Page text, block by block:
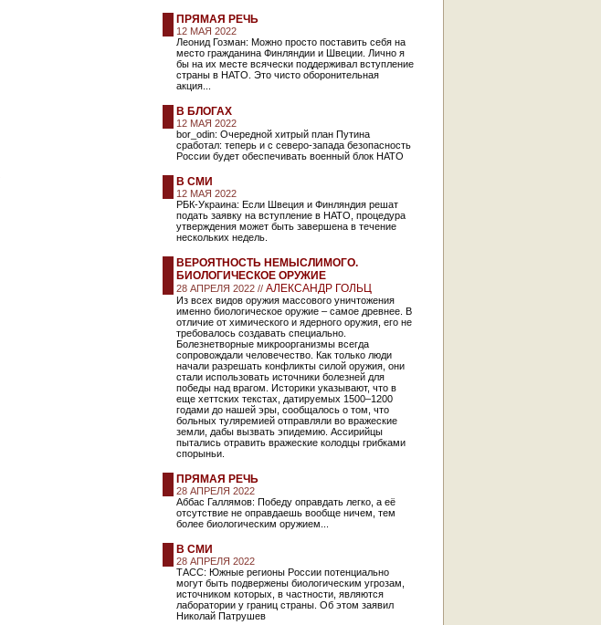
ПРЯМАЯ РЕЧЬ
12 МАЯ 2022
Леонид Гозман: Можно просто поставить себя на
место гражданина Финляндии и Швеции. Лично я
бы на их месте всячески поддерживал вступление
страны в НАТО. Это чисто оборонительная
акция...
В БЛОГАХ
12 МАЯ 2022
bor_odin: Очередной хитрый план Путина
сработал: теперь и с северо-запада безопасность
России будет обеспечивать военный блок НАТО
В СМИ
12 МАЯ 2022
РБК-Украина: Если Швеция и Финляндия решат
подать заявку на вступление в НАТО, процедура
утверждения может быть завершена в течение
нескольких недель.
ВЕРОЯТНОСТЬ НЕМЫСЛИМОГО.
БИОЛОГИЧЕСКОЕ ОРУЖИЕ
28 АПРЕЛЯ 2022 // АЛЕКСАНДР ГОЛЬЦ
Из всех видов оружия массового уничтожения
именно биологическое оружие – самое древнее. В
отличие от химического и ядерного оружия, его не
требовалось создавать специально.
Болезнетворные микроорганизмы всегда
сопровождали человечество. Как только люди
начали разрешать конфликты силой оружия, они
стали использовать источники болезней для
победы над врагом. Историки указывают, что в
еще хеттских текстах, датируемых 1500–1200
годами до нашей эры, сообщалось о том, что
больных туляремией отправляли во вражеские
земли, дабы вызвать эпидемию. Ассирийцы
пытались отравить вражеские колодцы грибками
спорыньи.
ПРЯМАЯ РЕЧЬ
28 АПРЕЛЯ 2022
Аббас Галлямов: Победу оправдать легко, а её
отсутствие не оправдаешь вообще ничем, тем
более биологическим оружием...
В СМИ
28 АПРЕЛЯ 2022
ТАСС: Южные регионы России потенциально
могут быть подвержены биологическим угрозам,
источником которых, в частности, являются
лаборатории у границ страны. Об этом заявил
Николай Патрушев